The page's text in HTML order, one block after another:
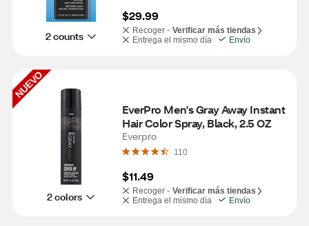
2 counts
$29.99
Recoger - Verificar más tiendas
Entrega el mismo día
Envío
NUEVO
2 colors
EverPro Men's Gray Away Instant
Hair Color Spray, Black, 2.5 OZ
Everpro
110
$11.49
Recoger - Verificar más tiendas
Entrega el mismo día
Envío